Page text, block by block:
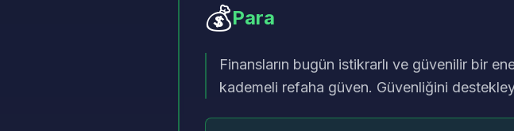
💰Para
Finansların bugün istikrarlı ve güvenilir bir
kademeli refaha güven. Güvenliğini